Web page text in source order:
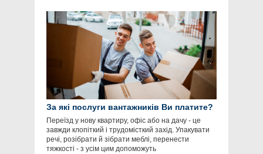
За які послуги вантажників Ви платите?
Переїзд у нову квартиру, офіс або на дачу - це
завжди клопіткий і трудомісткий захід. Упакувати
речі, розібрати й зібрати меблі, перенести
тяжкості - з усім цим допоможуть